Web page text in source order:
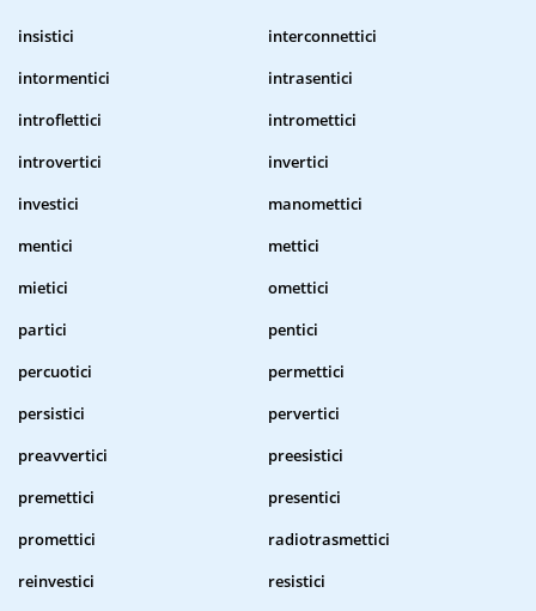
insistici
interconnettici
intormentici
intrasentici
introflettici
intromettici
introvertici
invertici
investici
manomettici
mentici
mettici
mietici
omettici
partici
pentici
percuotici
permettici
persistici
pervertici
preavvertici
preesistici
premettici
presentici
promettici
radiotrasmettici
reinvestici
resistici